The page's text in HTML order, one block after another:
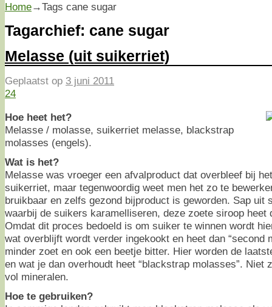
Home→Tags cane sugar
Tagarchief: cane sugar
Melasse (uit suikerriet)
Geplaatst op 3 juni 2011
24
Hoe heet het?
Melasse / molasse, suikerriet melasse, blackstrap
molasses (engels).
Wat is het?
Melasse was vroeger een afvalproduct dat overbleef bij
suikerriet, maar tegenwoordig weet men het zo te
bruikbaar en zelfs gezond bijproduct is geworden. Sap uit
waarbij de suikers karamelliseren, deze zoete siroop heet
Omdat dit proces bedoeld is om suiker te winnen wordt
wat overblijft wordt verder ingekookt en heet dan “second
minder zoet en ook een beetje bitter. Hier worden de
en wat je dan overhoudt heet “blackstrap molasses”. Niet
vol mineralen.
Hoe te gebruiken?